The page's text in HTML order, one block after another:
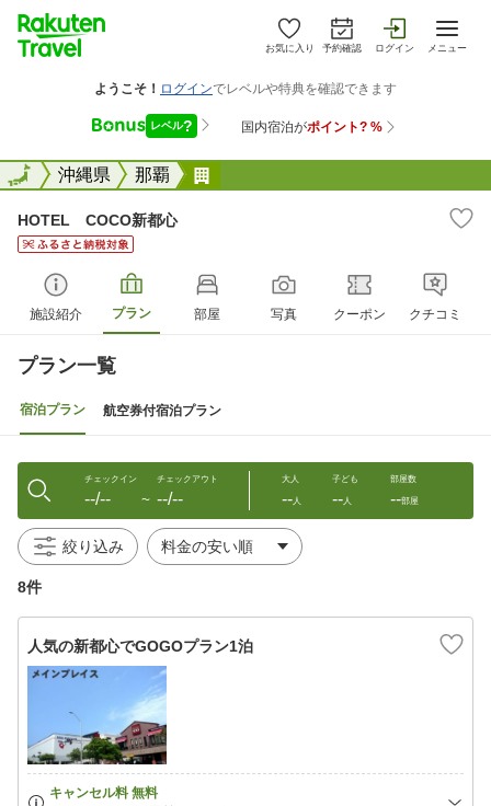
お気に入り 予約確認 ログイン メニュー
全国沖縄県 那覇
全国
HOTEL COCO新都心
施設紹介 プラン 部屋 写真 クーポン クチコミ
プラン一覧
宿泊プラン 航空券付宿泊プラン
チェックイン
--/-- 〜
チェックアウト
--/--
大人
--人
子ども
--人
部屋数
--部屋
絞り込み
8件
人気の新都心でGOGOプラン1泊